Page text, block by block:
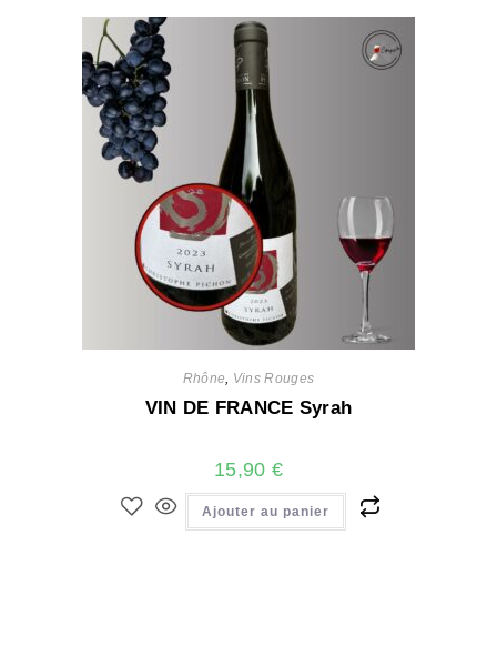
Rhône, Vins Rouges
VIN DE FRANCE Syrah
15,90 €
Ajouter au panier